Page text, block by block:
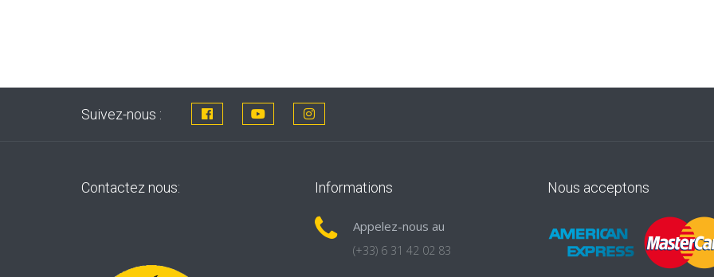
Suivez-nous :
Contactez nous: Informations
Appelez-nous au
(+33) 6 31 42 02 83
Nous acceptons